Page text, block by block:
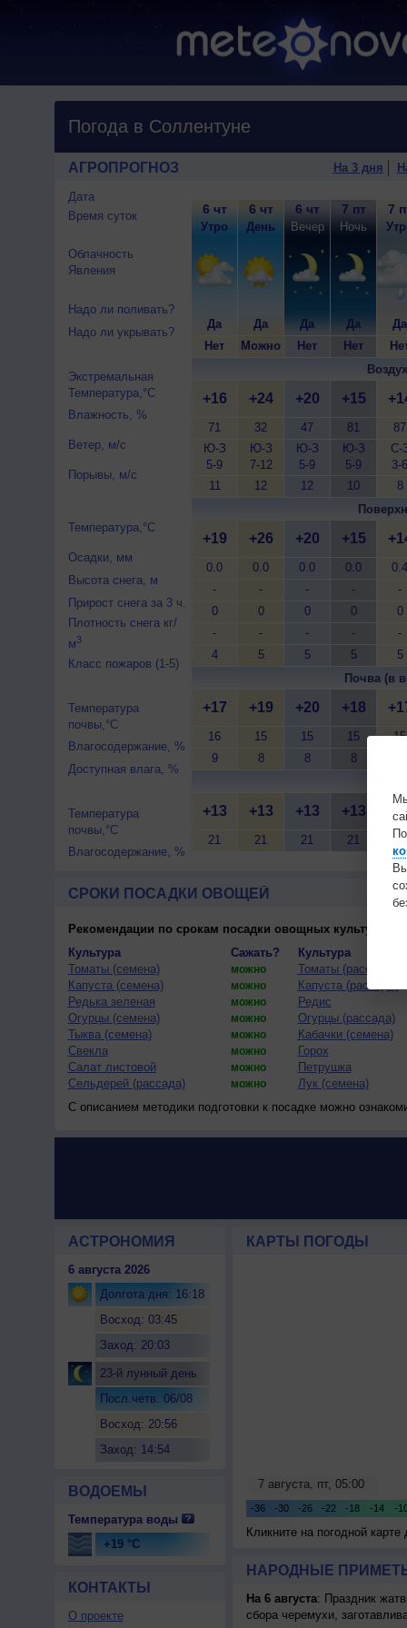
Погода в Соллентуне
АГРОПРОГНОЗ На 3 дня
Дата
Время суток
Облачность
Явления
Надо ли поливать?
Надо ли укрывать?
Экстремальная
Температура,°C
Влажность, %
Ветер, м/с
Порывы, м/с
Температура,°C
Осадки, мм
Высота снега, м
Прирост снега за 3 ч.
Плотность снега кг/
м3
Класс пожаров (1-5)
Температура
почвы,°C
Влагосодержание, %
Доступная влага, %
Температура
почвы,°C
Влагосодержание, %
6 чт
Утро
Да
Нет
6 чт
День
Да
Можно
6 чт
Вечер
Да
Нет
7 пт
Ночь
Да
Нет
7
Да
+16
71
Ю-З
5-9
11
+24
32
Ю-З
7-12
12
+20
47
Ю-З
5-9
12
+15
81
Ю-З
5-9
10
87
С-
3-6
8
+19
0.0
-
0
-
4
+26
0.0
-
0
-
5
+20
0.0
-
0
-
5
+15
0.0
-
0
-
5
0.4
-
0
-
5
Почва (в
+17
16
9
+19
15
8
+20
15
8
+18
15
8
15
+13
21
+13
21
+13
21
+13
21 21
СРОКИ ПОСАДКИ ОВОЩЕЙ
Рекомендации по срокам посадки овощных культур
Культура
Сажать? Культура
Томаты (семена)
можно Томаты (рассада)
Капуста (семена) можно Капуста (рассада)
Редька зеленая можно Редис
Огурцы (семена) можно Огурцы (рассада)
Тыква (семена) можно Кабачки (семена)
Свекла можно Горох
Салат листовой можно Петрушка
Сельдерей (рассада) можно Лук (семена)
С описанием методики подготовки к посадке можно
АСТРОНОМИЯ
6 августа 2026
Долгота дня: 16:18
Восход: 03:45
Заход: 20:03
23-й лунный день
Посл.четв. 06/08
Восход: 20:56
Заход: 14:54
ВОДОЕМЫ
Температура воды
+19 °C
КОНТАКТЫ
О проекте
КАРТЫ ПОГОДЫ
Кликните на погодной
НАРОДНЫЕ
На 6 августа: Праздник
сбора черемухи,